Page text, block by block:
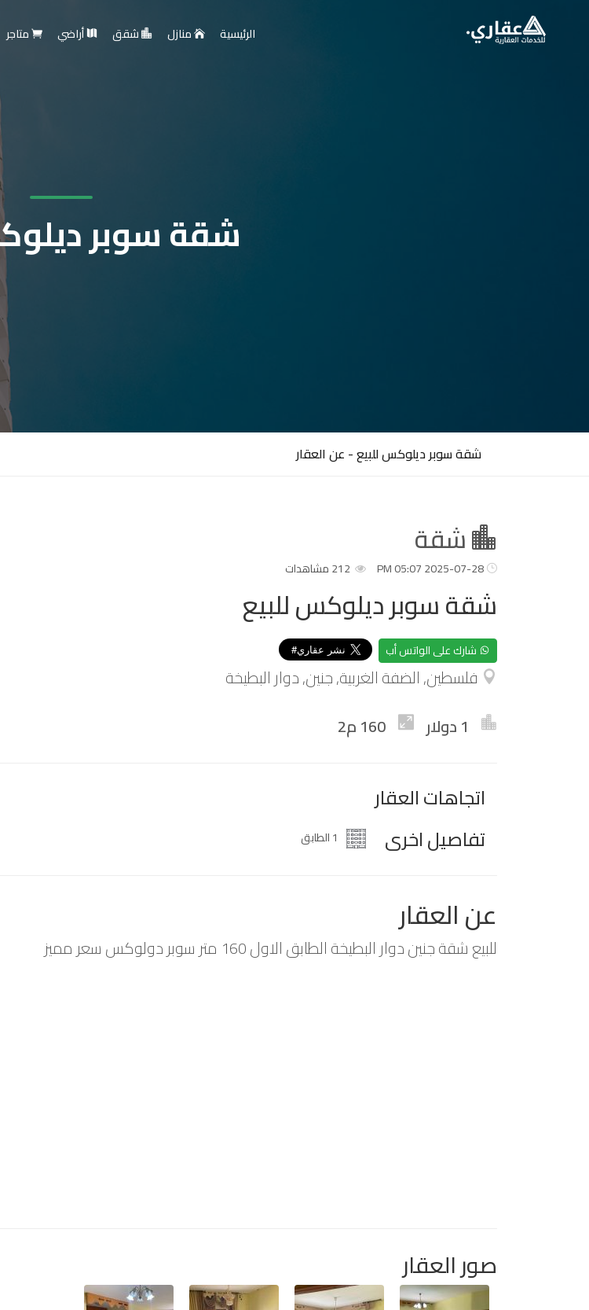
شقة سوبر
شقة سوبر ديلوكس للبيع - عن العقار
شقة
شقة سوبر ديلوكس للبيع
شارك على الواتس أب
فلسطين, الضفة الغربية, جنين, دوار البطيخة
1 دولار
160 م2
اتجاهات العقار
تفاصيل اخرى
1 الطابق
عن العقار
للبيع شقة جنين دوار البطيخة الطابق الاول 160 متر سوبر دولوكس سعر مميز
صور العقار
الرئيسية منازل شقق أراضي متاجر